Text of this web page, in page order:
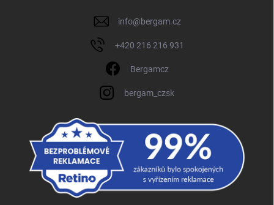
info@bergam.cz
+420 216 216 931
Bergamcz
bergam_czsk